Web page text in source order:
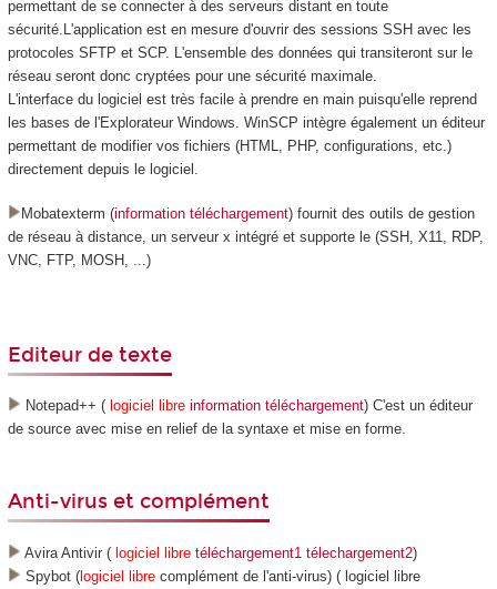
permettant de se connecter à des serveurs distant en toute
sécurité.L'application est en mesure d'ouvrir des sessions SSH avec les
protocoles SFTP et SCP. L'ensemble des données qui transiteront sur le
réseau seront donc cryptées pour une sécurité maximale.
L'interface du logiciel est très facile à prendre en main puisqu'elle reprend
les bases de l'Explorateur Windows. WinSCP intègre également un éditeur
permettant de modifier vos fichiers (HTML, PHP, configurations, etc.)
directement depuis le logiciel.
Mobatexterm (information téléchargement) fournit des outils de gestion
de réseau à distance, un serveur x intégré et supporte le (SSH, X11, RDP,
VNC, FTP, MOSH, ...)
Editeur de texte
Notepad++ ( logiciel libre information téléchargement) C'est un éditeur
de source avec mise en relief de la syntaxe et mise en forme.
Anti-virus et complément
Avira Antivir ( logiciel libre téléchargement1 télechargement2)
Spybot (logiciel librecomplément de l'anti-virus) ( logiciel libre